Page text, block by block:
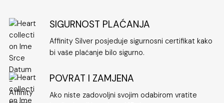
SIGURNOST PLAĆANJA
Affinity Silver posjeduje sigurnosni certifikat kako
bi vaše plaćanje bilo sigurno.
POVRAT I ZAMJENA
Ako niste zadovoljni svojim odabirom vratite